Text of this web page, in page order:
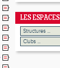
LES ESPACES